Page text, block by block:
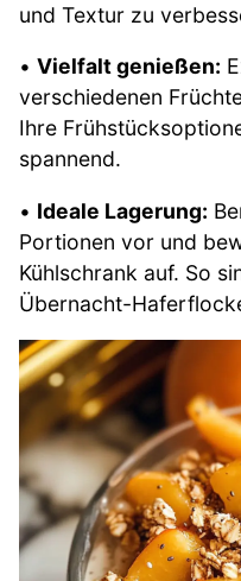
und Textur zu
• Vielfalt genießen:
verschiedenen
Ihre
spannend.
• Ideale Lagerung:
Portionen vor und
Kühlschrank auf. So
Übernacht-